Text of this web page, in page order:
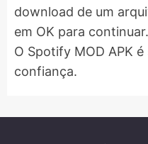
download de um
em OK para continuar.
O Spotify MOD APK
confiança.